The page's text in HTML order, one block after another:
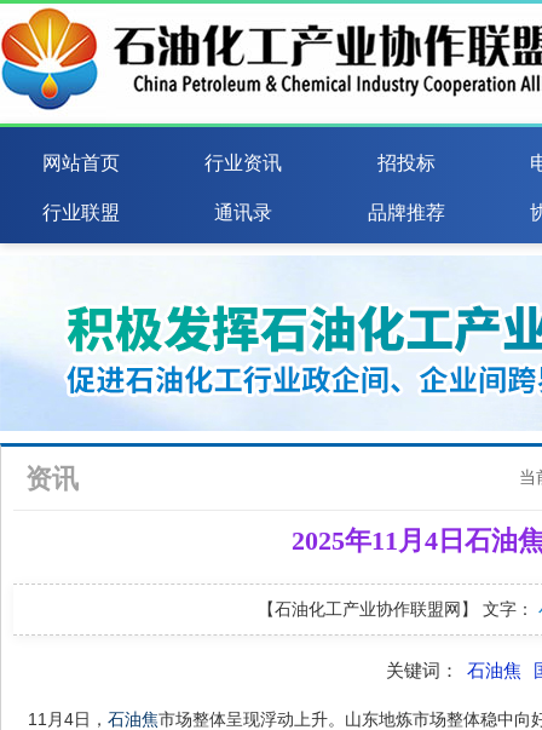
网站首页 行业资讯 招投标
行业联盟 通讯录 品牌推荐
资讯 当
2025年11月4日石油
【石油化工产业协作联盟网】 文字：
关键词： 石油焦
11月4日， 石油焦市场整体呈现浮动上升。山东地炼市场整体稳中